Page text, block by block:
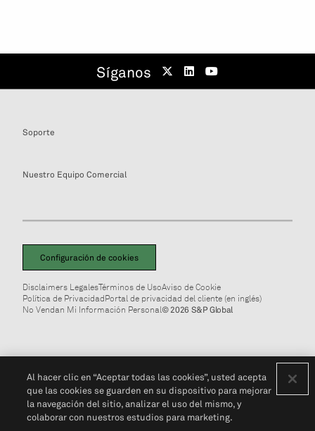
Síganos
Soporte
Nuestro Equipo Comercial
Configuración de cookies
Disclaimers LegalesTérminos de UsoAviso de Cookie
Política de PrivacidadPortal de privacidad del cliente (en inglés)
No Vendan Mi Información Personal© 2026 S&P Global
Al hacer clic en “Aceptar todas las cookies”, usted acepta
que las cookies se guarden en su dispositivo para mejorar
la navegación del sitio, analizar el uso del mismo, y
colaborar con nuestros estudios para marketing.